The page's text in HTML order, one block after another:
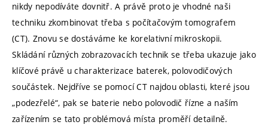
nikdy nepodíváte dovnitř. A právě proto je vhodné naši
techniku zkombinovat třeba s počítačovým tomografem
(CT). Znovu se dostáváme ke korelativní mikroskopii.
Skládání různých zobrazovacích technik se třeba ukazuje jako
klíčové právě u charakterizace baterek, polovodičových
součástek. Nejdříve se pomocí CT najdou oblasti, které jsou
„podezřelé“, pak se baterie nebo polovodič řízne a naším
zařízením se tato problémová místa proměří detailně.